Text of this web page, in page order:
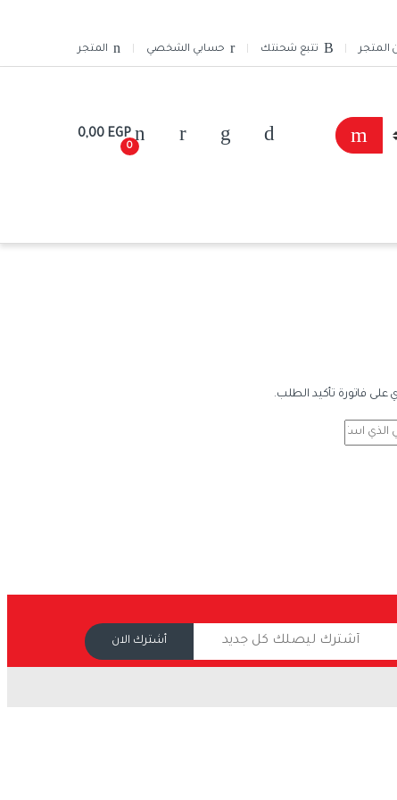
المتجر تتبع شحنتك حسابي الشخصي المتجر
0
0,00 EGP
فاتورة تأكيد الطلب.
أشترك الان